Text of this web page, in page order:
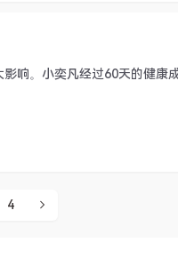
响。小奕凡经过60天的健康
4